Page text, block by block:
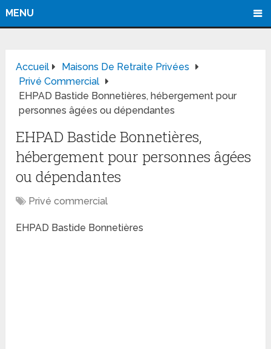
MENU
Accueil
Maisons De Retraite Privées
Privé Commercial
EHPAD Bastide Bonnetières, hébergement pour
personnes âgées ou dépendantes
EHPAD Bastide Bonnetières,
hébergement pour personnes âgées
ou dépendantes
Privé commercial
EHPAD Bastide Bonnetières